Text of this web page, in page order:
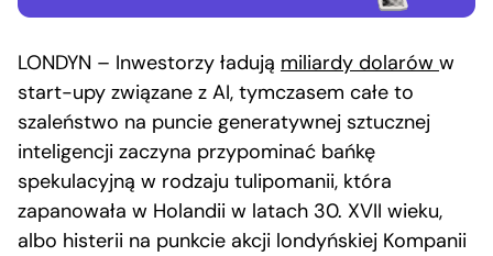
LONDYN – Inwestorzy ładują miliardy dolarów w
start-upy związane z AI, tymczasem całe to
szaleństwo na puncie generatywnej sztucznej
inteligencji zaczyna przypominać bańkę
spekulacyjną w rodzaju tulipomanii, która
zapanowała w Holandii w latach 30. XVII wieku,
albo histerii na punkcie akcji londyńskiej Kompanii